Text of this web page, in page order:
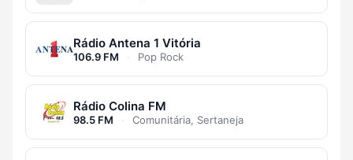
Rádio Antena 1 Vitória
106.9 FM · Pop Rock
Rádio Colina FM
98.5 FM · Comunitária, Sertaneja